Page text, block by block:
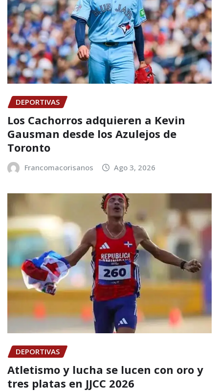
DEPORTIVAS
Los Cachorros adquieren a Kevin
Gausman desde los Azulejos de
Toronto
Francomacorisanos Ago 3, 2026
DEPORTIVAS
Atletismo y lucha se lucen con oro y
tres platas en JJCC 2026